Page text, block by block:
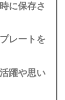
に保存さ
レートを
躍や思い